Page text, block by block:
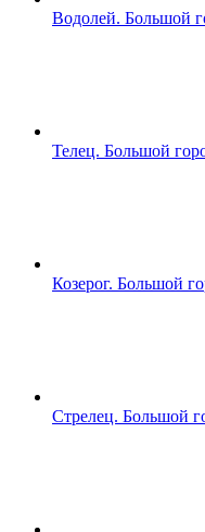
Водолей. Большой
Телец. Большой
Козерог. Большой
Стрелец. Большой